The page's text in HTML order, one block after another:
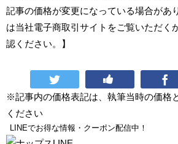
記事の価格が変更になっている場合があ
は当社電子商取引サイトをご覧いただく
認ください。】
※記事内の価格表記は、執筆当時の価格
ください
LINEでお得な情報・クーポン配信中！